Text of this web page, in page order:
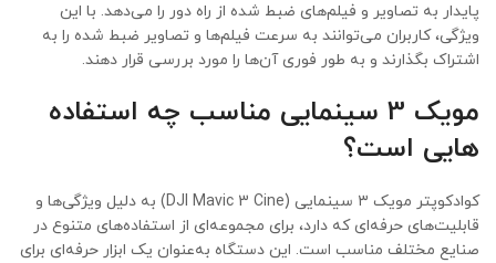
پایدار به تصاویر و فیلم‌های ضبط شده از راه دور را می‌دهد. با این
ویژگی، کاربران می‌توانند به سرعت فیلم‌ها و تصاویر ضبط شده را به
اشتراک بگذارند و به طور فوری آن‌ها را مورد بررسی قرار دهند.
مویک 3 سینمایی مناسب چه استفاده
هایی است؟
کوادکوپتر مویک ۳ سینمایی (DJI Mavic 3 Cine) به دلیل ویژگی‌ها و
قابلیت‌های حرفه‌ای که دارد، برای مجموعه‌ای از استفاده‌های متنوع در
صنایع مختلف مناسب است. این دستگاه به‌عنوان یک ابزار حرفه‌ای برای